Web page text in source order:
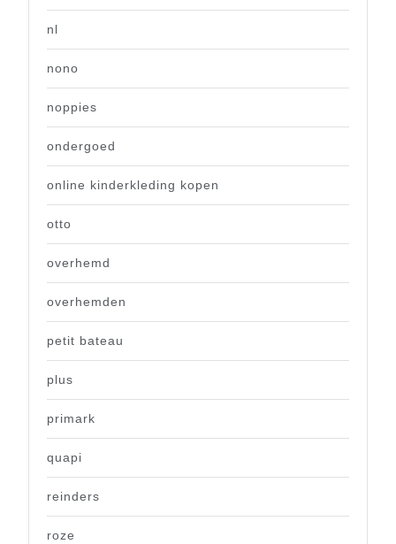
nl
nono
noppies
ondergoed
online kinderkleding kopen
otto
overhemd
overhemden
petit bateau
plus
primark
quapi
reinders
roze